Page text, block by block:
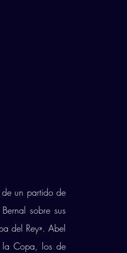
un partido de
sobre sus
del Rey». Abel
la Copa, los de